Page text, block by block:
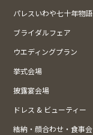
パレスいわや七十年物語
ブライダルフェア
ウエディングプラン
挙式会場
披露宴会場
ドレス & ビューティー
結納・顔合わせ・食事会